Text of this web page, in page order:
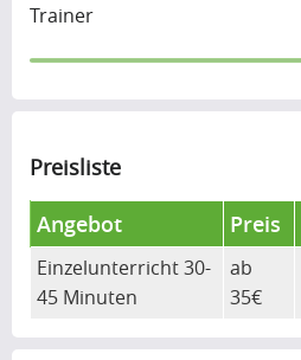
Trainer
Preisliste
Angebot
Preis
Einzelunterricht 30-
45 Minuten
ab
35€